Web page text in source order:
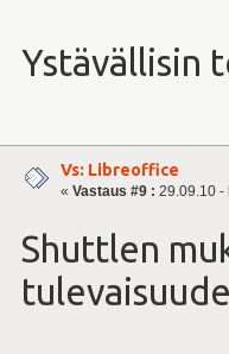
Ystävällisin
Vs: Libreoffice
« Vastaus #9 : 29.09.10 -
Shuttlen